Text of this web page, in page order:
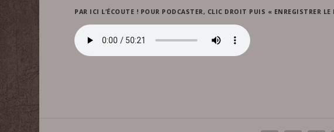
PAR ICI L’ÉCOUTE ! POUR PODCASTER, CLIC DROIT PUIS « ENREGISTRER